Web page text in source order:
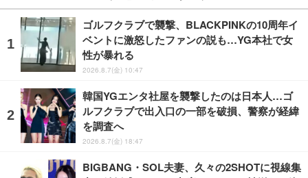
ゴルフクラブで襲撃、BLACKPINKの10周年イ
ベントに激怒したファンの説も…YG本社で女
性が暴れる
2026.8.7(金) 10:47
韓国YGエンタ社屋を襲撃したのは日本人…ゴ
ルフクラブで出入口の一部を破損、警察が経緯
を調査へ
2026.8.7(金) 18:47
BIGBANG・SOL夫妻、久々の2SHOTに視線集